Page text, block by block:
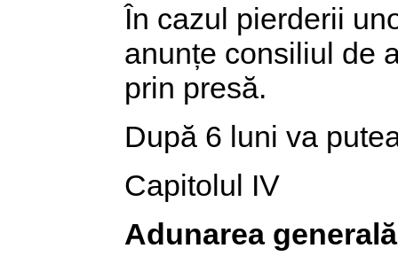
În cazul pierderii
anunțe consiliul de
prin presă.
După 6 luni va
Capitolul IV
Adunarea